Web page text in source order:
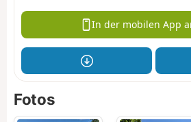
In der mobilen App
Fotos